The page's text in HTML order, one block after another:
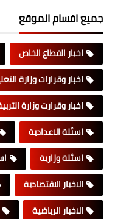
جميع اقسام الموقع
اخبار القطاع الخاص
اخبار وقرارات وزارة
اخبار وقرارت وزارة
اسئلة الاعدادية
اسئلة وزارية
الاخبار الاقتصادية
الاخبار الرياضية